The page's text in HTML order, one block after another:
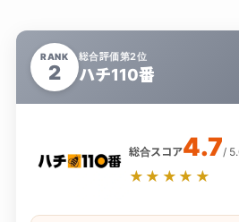
RANK
2
総合評価第2位
ハチ110番
総合スコア4.7/
★★★★★